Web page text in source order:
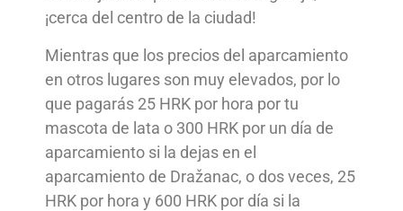
¡cerca del centro de la ciudad!
Mientras que los precios del aparcamiento
en otros lugares son muy elevados, por lo
que pagarás 25 HRK por hora por tu
mascota de lata o 300 HRK por un día de
aparcamiento si la dejas en el
aparcamiento de Dražanac, o dos veces, 25
HRK por hora y 600 HRK por día si la